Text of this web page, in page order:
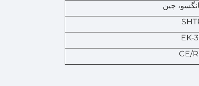
چین
EK-
CE/